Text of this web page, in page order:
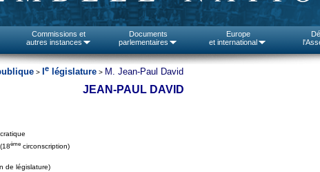
Commissions et
autres instances
Documents
parlementaires
Europe
et international
> e législature > M. Jean-Paul David
JEAN-PAUL DAVID
ème circonscription)
de législature)